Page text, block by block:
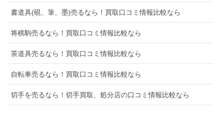
書道具(硯、筆、墨)売るなら！買取口コミ情報比較なら
将棋駒売るなら！買取口コミ情報比較なら
茶道具売るなら！買取口コミ情報比較なら
自転車売るなら！買取口コミ情報比較なら
切手を売るなら！切手買取、処分店の口コミ情報比較なら